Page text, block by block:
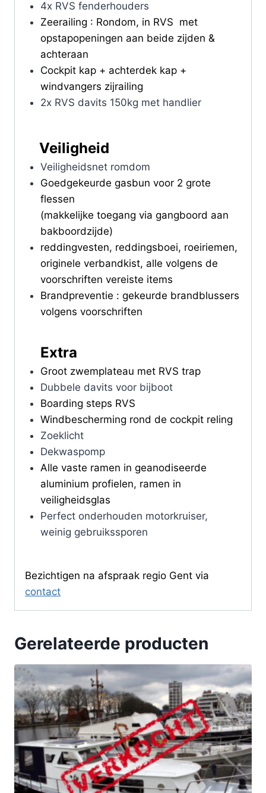
4x RVS fenderhouders
Zeerailing : Rondom, in RVS met
opstapopeningen aan beide zijden &
achteraan
Cockpit kap + achterdek kap +
windvangers zijrailing
2x RVS davits 150kg met handlier
Veiligheid
Veiligheidsnet romdom
Goedgekeurde gasbun voor 2 grote
flessen
(makkelijke toegang via gangboord aan
bakboordzijde)
reddingvesten, reddingsboei, roeiriemen,
originele verbandkist, alle volgens de
voorschriften vereiste items
Brandpreventie : gekeurde brandblussers
volgens voorschriften
Extra
Groot zwemplateau met RVS trap
Dubbele davits voor bijboot
Boarding steps RVS
Windbescherming rond de cockpit reling
Zoeklicht
Dekwaspomp
Alle vaste ramen in geanodiseerde
aluminium profielen, ramen in
veiligheidsglas
Perfect onderhouden motorkruiser,
weinig gebruikssporen
Bezichtigen na afspraak regio Gent via
contact
Gerelateerde producten